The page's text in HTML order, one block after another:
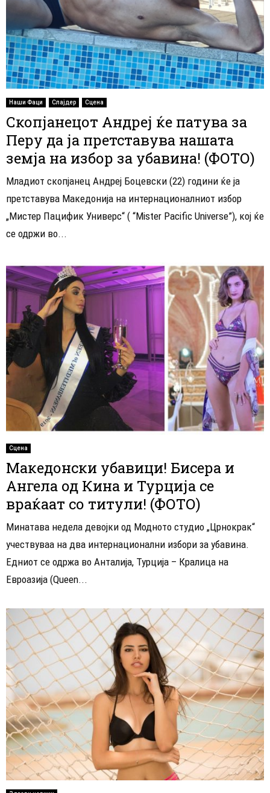
Наши Фаци Слајдер Сцена
Скопјанецот Андреј ќе патува за
Перу да ја претставува нашата
земја на избор за убавина! (ФОТО)
Младиот скопјанец Андреј Боцевски (22) години ќе ја
претставува Македонија на интернационалниот избор
„Мистер Пацифик Универс“ ( “Mister Pacific Universe”), кој ќе
се одржи во...
Сцена
Македонски убавици! Бисера и
Ангела од Кина и Турција се
враќаат со титули! (ФОТО)
Минатава недела девојки од Модното студио „Црнокрак“
учествуваа на два интернационални избори за убавина.
Едниот се одржа во Анталија, Турција – Кралица на
Евроазија (Queen...